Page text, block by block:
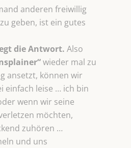
anderen freiwillig
geben, ist ein gutes
die Antwort.Also
wieder mal zu
ansetzt, können wir
einfach leise … ich bin
wenn wir seine
möchten,
zuhören …
und uns